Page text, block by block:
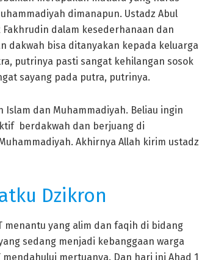
dimanapun. Ustadz Abul
dalam kesederhanaan dan
dakwah bisa ditanyakan kepada keluarga
putrinya pasti sangat kehilangan sosok
sayang pada putra, putrinya.
Islam dan Muhammadiyah. Beliau ingin
berdakwah dan berjuang di
Akhirnya Allah kirim ustadz
Dzikron
menantu yang alim dan faqih di bidang
sedang menjadi kebanggaan warga
mertuanya. Dan hari ini Ahad 1